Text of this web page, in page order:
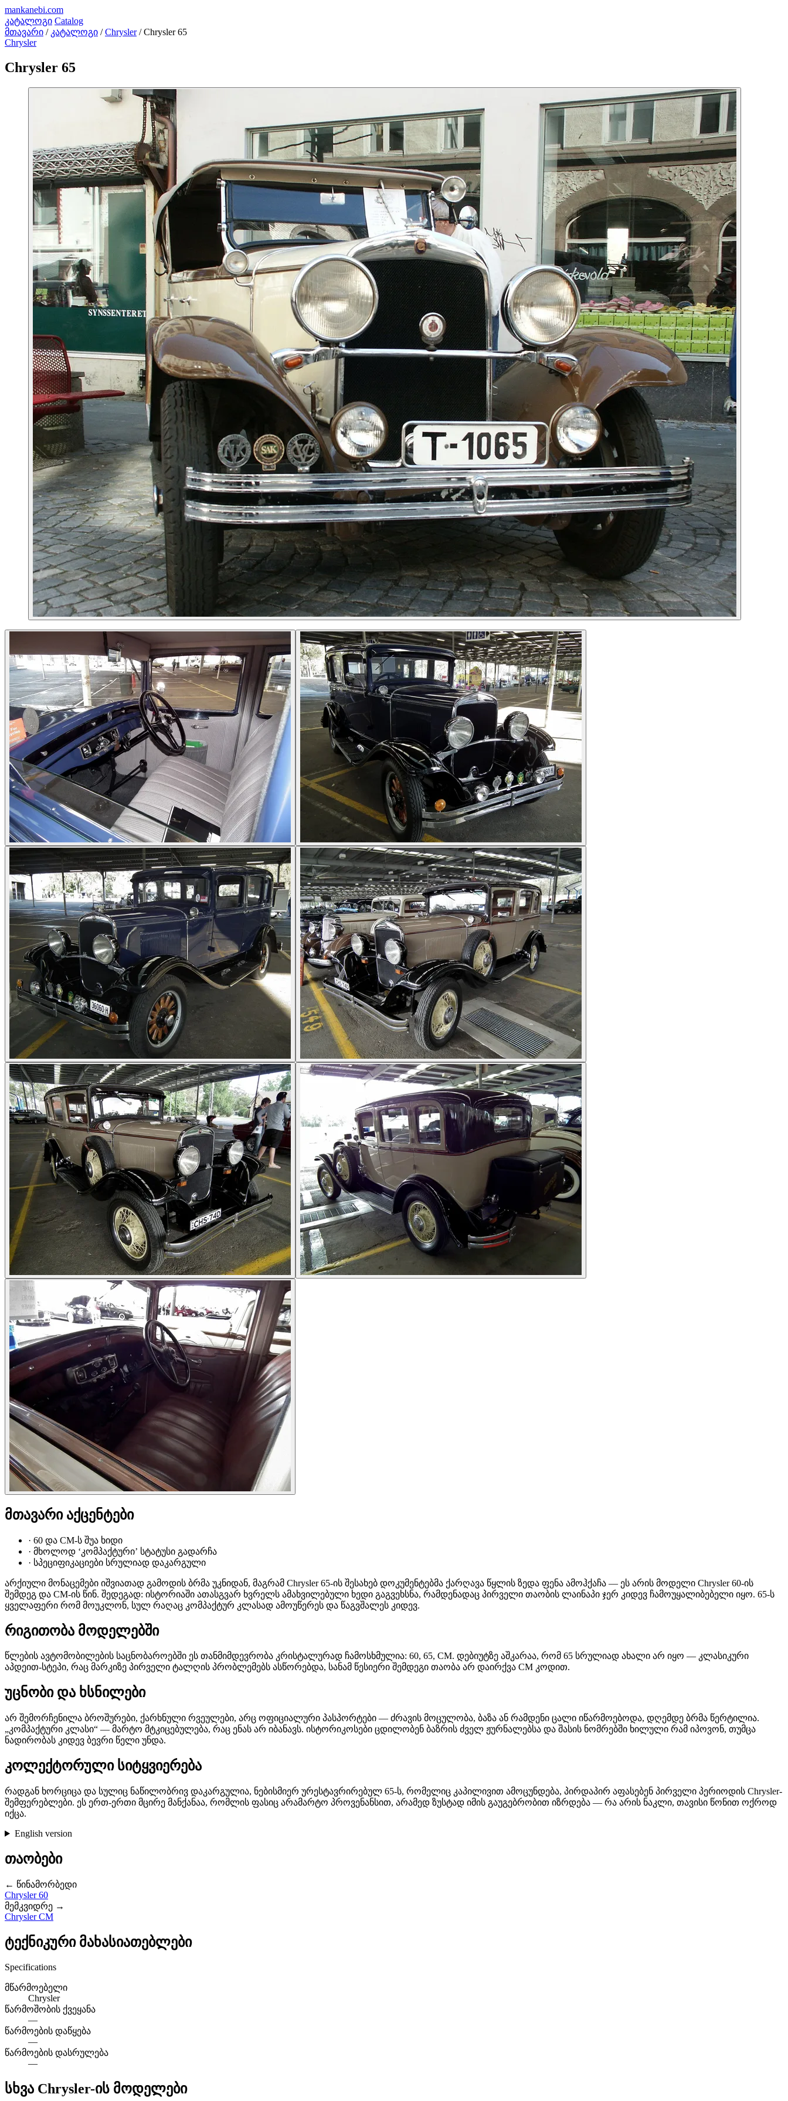
mankanebi.com
კატალოგი Catalog
მთავარი / კატალოგი / Chrysler / Chrysler 65
Chrysler
Chrysler 65
მთავარი აქცენტები
· 60 და CM-ს შუა ხიდი
· მხოლოდ ‘კომპაქტური’ სტატუსი გადარჩა
· სპეციფიკაციები სრულიად დაკარგული
არქიული მონაცემები იშვიათად გამოდის ბრმა უკნიდან, მაგრამ Chrysler 65-ის შესახებ დოკუმენტებმა ქარღავა წყლის ზედა ფენა ამოჰქაჩა — ეს არის მოდელი Chrysler 60-ის
შემდეგ და CM-ის წინ. შედეგად: ისტორიაში ათასგვარ ხვრელს ამახვილებული ხედი გაგვეხსნა, რამდენადაც პირველი თაობის ლაინაპი ჯერ კიდევ ჩამოუყალიბებელი იყო. 65-ს
ყველაფერი რომ მოუკლონ, სულ რაღაც კომპაქტურ კლასად ამოუწერეს და წაგვშალეს კიდევ.
რიგითობა მოდელებში
წლების ავტომობილების საცნობაროებში ეს თანმიმდევრობა კრისტალურად ჩამოსხმულია: 60, 65, CM. დებიუტზე აშკარაა, რომ 65 სრულიად ახალი არ იყო — კლასიკური
აპდეით-სტეპი, რაც მარკიზე პირველი ტალღის პრობლემებს ასწორებდა, სანამ წესიერი შემდეგი თაობა არ დაირქვა CM კოდით.
უცნობი და ხსნილები
არ შემორჩენილა ბროშურები, ქარხნული რვეულები, არც ოფიციალური პასპორტები — ძრავის მოცულობა, ბაზა ან რამდენი ცალი იწარმოებოდა, დღემდე ბრმა წერტილია.
„კომპაქტური კლასი“ — მარტო მტკიცებულება, რაც ენას არ იბანავს. ისტორიკოსები ცდილობენ ბაზრის ძველ ჟურნალებსა და შასის ნომრებში ხილული რამ იპოვონ, თუმცა
ნადირობას კიდევ ბევრი წელი უნდა.
კოლექტორული სიტყვიერება
რადგან ხორციცა და სულიც ნაწილობრივ დაკარგულია, ნებისმიერ ურესტავრირებულ 65-ს, რომელიც კაპილივით ამოცუნდება, პირდაპირ აფასებენ პირველი პერიოდის Chrysler-
შემფერებლები. ეს ერთ-ერთი მცირე მანქანაა, რომლის ფასიც არამარტო პროვენანსით, არამედ ზუსტად იმის გაუგებრობით იზრდება — რა არის ნაკლი, თავისი წონით ოქროდ
იქცა.
English version
თაობები
← წინამორბედი
Chrysler 60
მემკვიდრე →
Chrysler CM
ტექნიკური მახასიათებლები
Specifications
მწარმოებელი
Chrysler
წარმოშობის ქვეყანა
—
წარმოების დაწყება
—
წარმოების დასრულება
—
სხვა Chrysler-ის მოდელები